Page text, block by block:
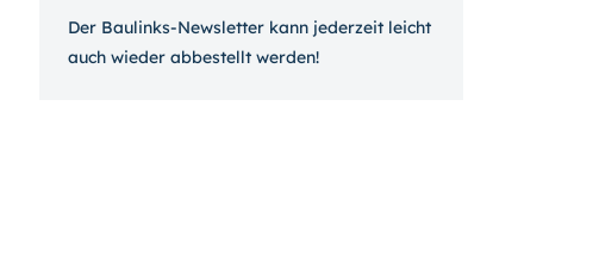
Der Baulinks-Newsletter kann jeder­zeit leicht
auch wieder ab­bestellt werden!